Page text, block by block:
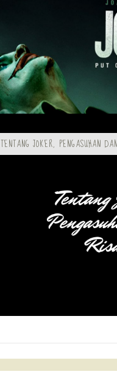
TENTANG JOKER, PENGASUHAN